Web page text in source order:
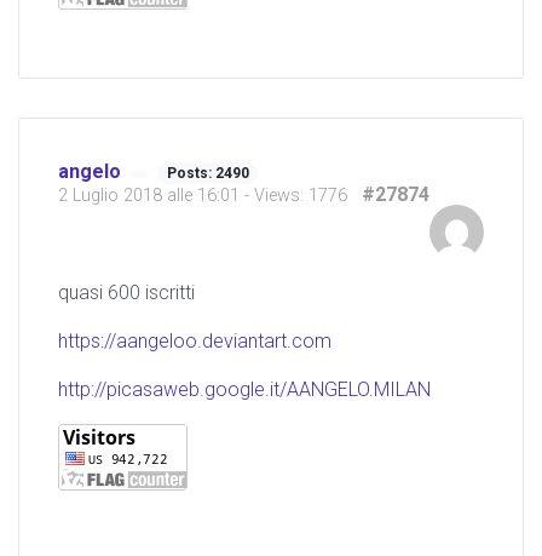
angelo Posts: 2490
2 Luglio 2018 alle 16:01 - Views: 1776 #27874
quasi 600 iscritti
https://aangeloo.deviantart.com
http://picasaweb.google.it/AANGELO.MILAN